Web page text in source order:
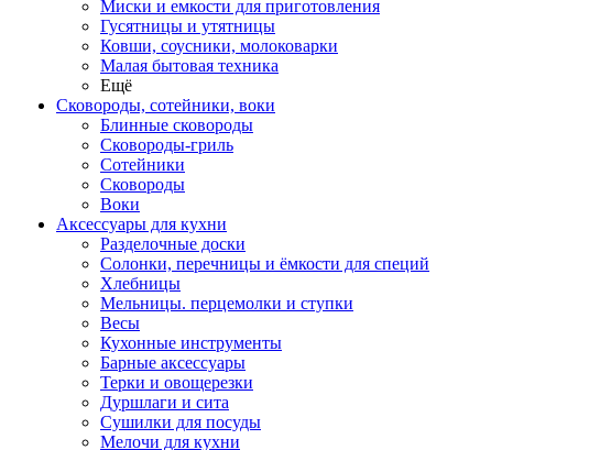
Миски и емкости для приготовления
Гусятницы и утятницы
Ковши, соусники, молоковарки
Малая бытовая техника
Ещё
Сковороды, сотейники, воки
Блинные сковороды
Сковороды-гриль
Сотейники
Сковороды
Воки
Аксессуары для кухни
Разделочные доски
Солонки, перечницы и ёмкости для специй
Хлебницы
Мельницы. перцемолки и ступки
Весы
Кухонные инструменты
Барные аксессуары
Терки и овощерезки
Дуршлаги и сита
Сушилки для посуды
Мелочи для кухни